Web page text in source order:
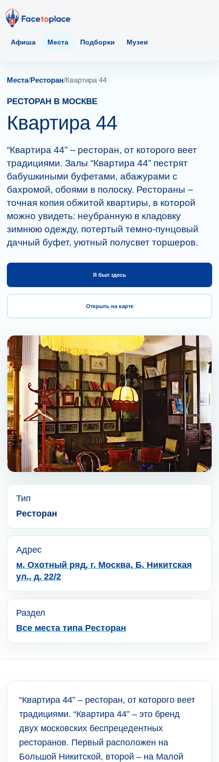
Афиша Места Подборки Музеи
Места/Ресторан/Квартира 44
РЕСТОРАН В МОСКВЕ
Квартира 44
“Квартира 44” – ресторан, от которого веет
традициями. Залы “Квартира 44” пестрят
бабушкиными буфетами, абажурами с
бахромой, обоями в полоску. Рестораны –
точная копия обжитой квартиры, в которой
можно увидеть: неубранную в кладовку
зимнюю одежду, потертый темно-пунцовый
дачный буфет, уютный полусвет торшеров.
Я был здесь
Открыть на карте
Тип
Ресторан
Адрес
м. Охотный ряд, г. Москва, Б. Никитская
ул., д. 22/2
Раздел
Все места типа Ресторан
“Квартира 44” – ресторан, от которого веет
традициями. “Квартира 44” – это бренд
двух московских беспрецедентных
ресторанов. Первый расположен на
Большой Никитской, второй – на Малой